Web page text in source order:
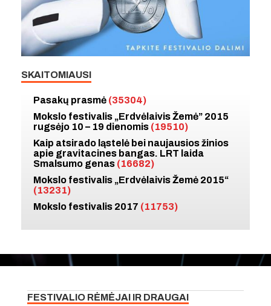
SKAITOMIAUSI
Pasakų prasmė (35304)
Mokslo festivalis „Erdvėlaivis Žemė” 2015
rugsėjo 10 – 19 dienomis (19510)
Kaip atsirado ląstelė bei naujausios žinios
apie gravitacines bangas. LRT laida
Smalsumo genas (16682)
Mokslo festivalis „Erdvėlaivis Žemė 2015“
(13231)
Mokslo festivalis 2017 (11753)
FESTIVALIO RĖMĖJAI IR DRAUGAI